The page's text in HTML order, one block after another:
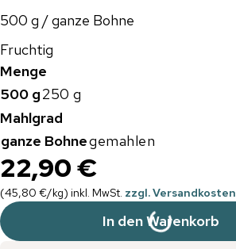
500 g / ganze Bohne
Fruchtig
Menge
500 g250 g
Mahlgrad
ganze Bohnegemahlen
22,90 €
(45,80 €/kg) inkl. MwSt. zzgl. Versandkosten
In den Warenkorb